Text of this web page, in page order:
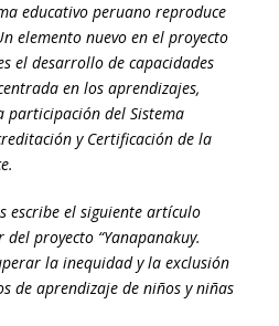
educativo peruano reproduce
elemento nuevo en el proyecto
el desarrollo de capacidades
en los aprendizajes,
participación del Sistema
y Certificación de la
escribe el siguiente artículo
proyecto “Yanapanakuy.
la inequidad y la exclusión
de aprendizaje de niños y niñas